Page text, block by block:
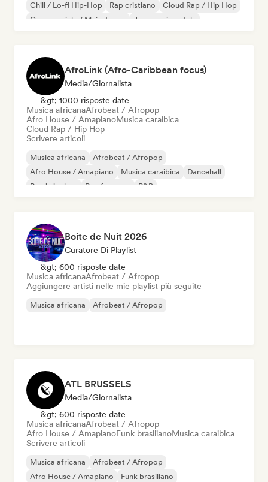
Chill / Lo-fi Hip-Hop
Rap cristiano
Cloud Rap / Hip Hop
Commerciale / Mainstream
Jazz sperimentale
AfroLink (Afro-Caribbean focus)
Media/Giornalista
&gt; 1000 risposte date
Musica africanaAfrobeat / Afropop
Afro House / AmapianoMusica caraibica
Cloud Rap / Hip Hop
Scrivere articoli
Musica africana
Afrobeat / Afropop
Afro House / Amapiano
Musica caraibica
Dancehall
Rap in inglese
Rap francese R&B
Boite de Nuit 2026
Curatore Di Playlist
&gt; 600 risposte date
Musica africanaAfrobeat / Afropop
Aggiungere artisti nelle mie playlist più seguite
Musica africana Afrobeat / Afropop
ATL BRUSSELS
Media/Giornalista
&gt; 600 risposte date
Musica africanaAfrobeat / Afropop
Afro House / AmapianoFunk brasilianoMusica caraibica
Scrivere articoli
Musica africana
Afrobeat / Afropop
Afro House / Amapiano
Funk brasiliano